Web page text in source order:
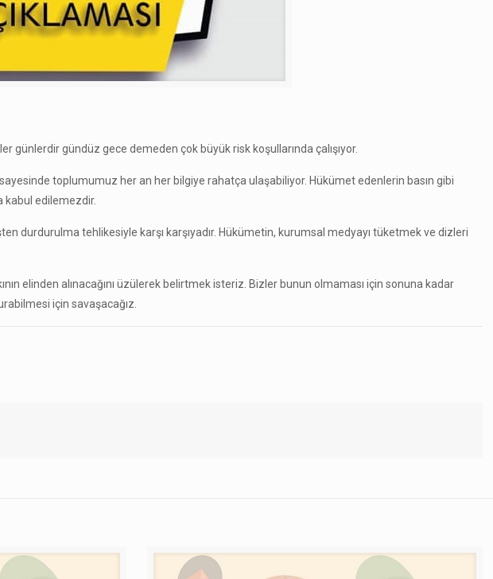
günlerdir gündüz gece demeden çok büyük risk koşullarında çalışıyor.
sayesinde toplumumuz her an her bilgiyerahatça ulaşabiliyor. Hükümet edenlerin basın gibi
kabul edilemezdir.
durdurulma tehlikesiyle karşı karşıyadır. Hükümetin, kurumsal medyayı tüketmek ve dizleri
elinden alınacağını üzülerek belirtmek isteriz. Bizler bunun olmaması için sonuna kadar
için savaşacağız.